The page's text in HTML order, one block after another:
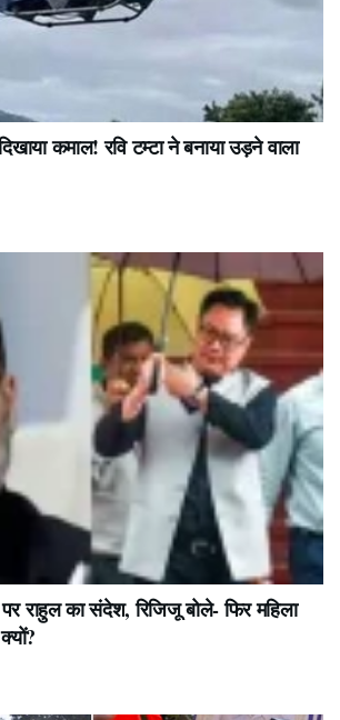
कमाल! रवि टम्टा ने बनाया उड़ने वाला
राहुल का संदेश, रिजिजू बोले- फिर महिला